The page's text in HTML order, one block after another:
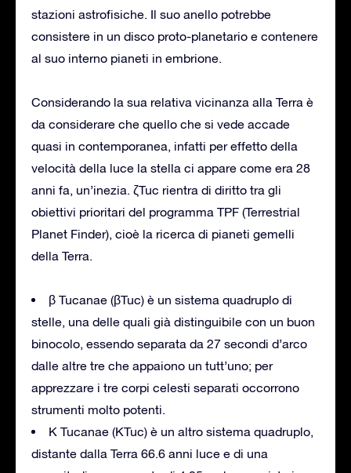
stazioni astrofisiche. Il suo anello potrebbe
consistere in un disco proto-planetario e contenere
al suo interno pianeti in embrione.
Considerando la sua relativa vicinanza alla Terra è
da considerare che quello che si vede accade
quasi in contemporanea, infatti per effetto della
velocità della luce la stella ci appare come era 28
anni fa, un’inezia. ζTuc rientra di diritto tra gli
obiettivi prioritari del programma TPF (Terrestrial
Planet Finder), cioè la ricerca di pianeti gemelli
della Terra.
β Tucanae (βTuc) è un sistema quadruplo di
stelle, una delle quali già distinguibile con un buon
binocolo, essendo separata da 27 secondi d’arco
dalle altre tre che appaiono un tutt’uno; per
apprezzare i tre corpi celesti separati occorrono
strumenti molto potenti.
K Tucanae (KTuc) è un altro sistema quadruplo,
distante dalla Terra 66.6 anni luce e di una